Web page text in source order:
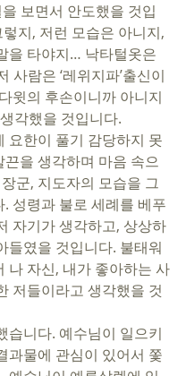
보면서 안도했을 것입
렇지, 저런 모습은 아니지,
을 타야지… 낙타털옷은
사람은 ‘레위지파’출신이
윗의 후손이니까 아니지
각했을 것입니다.
을 생각하며 마음 속으
군, 지도자의 모습을 그
. 성령과 불로 세례를 베푸
자기가 생각하고, 상상하
들였을 것입니다. 불태워
나 자신, 내가 좋아하는 사
저들이라고 생각했을 것
습니다. 예수님이 일으키
과물에 관심이 있어서 쫓